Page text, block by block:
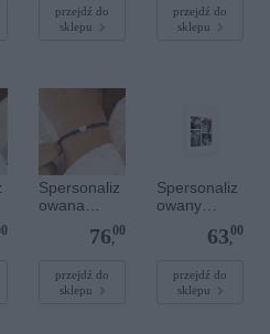
Złote serce
przejdź do
sklepu
przejdź do
sklepu
Spersonaliz
owana
bransoletka
sznurkowa -
Srebrne
serce
76,
00
przejdź do
sklepu
Spersonaliz
owany
plakat - 30 x
63,
00
przejdź do
sklepu